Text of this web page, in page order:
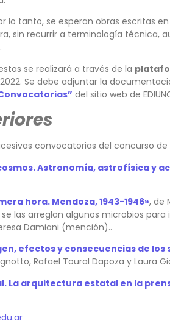
lo tanto, se esperan obras escritas
sin recurrir a terminología técnica,
se realizará a través de la
Se debe adjuntar la
del sitio web de
convocatorias del concurso
Astronomía, astrofísica y
hora. Mendoza, 1943-1946», de
las arreglan algunos microbios para
Damiani (mención)..
efectos y consecuencias de los
Rafael Toural Dapoza y Laura
La arquitectura estatal en la